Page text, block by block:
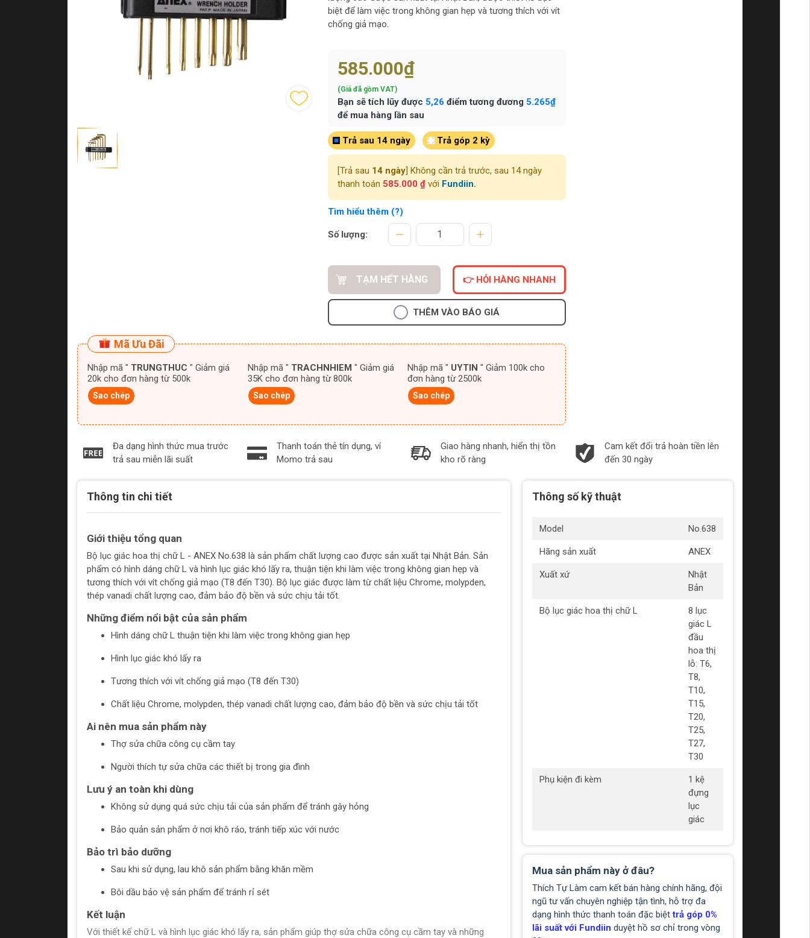
biệt để làm việc trong không gian hẹp và tương thích với vít
chống giả mạo.
585.000₫
(Giá đã gồm VAT)
Bạn sẽ tích lũy được 5,26 điểm tương đương 5.265₫
để mua hàng lần sau
Trả sau 14 ngày Trả góp 2 kỳ
[Trả sau 14 ngày] Không cần trả trước, sau 14 ngày
thanh toán 585.000 ₫với Fundiin.
Tìm hiểu thêm (?)
Số lượng:
TẠM HẾT HÀNG 👉 HỎI HÀNG NHANH
THÊM VÀO BÁO GIÁ
Mã Ưu Đãi
Nhập mã " TRUNGTHUC " Giảm giá
20k cho đơn hàng từ 500k
Sao chép
Nhập mã " TRACHNHIEM " Giảm giá
35K cho đơn hàng từ 800k
Sao chép
Nhập mã " UYTIN " Giảm 100k cho
đơn hàng từ 2500k
Sao chép
Đa dạng hình thức mua trước
trả sau miễn lãi suất
Thanh toán thẻ tín dụng, ví
Momo trả sau
Giao hàng nhanh, hiển thị tồn
kho rõ ràng
Cam kết đổi trả hoàn tiền lên
đến 30 ngày
Thông tin chi tiết
Giới thiệu tổng quan
Bộ lục giác hoa thị chữ L - ANEX No.638 là sản phẩm chất lượng cao được sản xuất tại Nhật Bản. Sản
phẩm có hình dáng chữ L và hình lục giác khó lấy ra, thuận tiện khi làm việc trong không gian hẹp và
tương thích với vít chống giả mạo (T8 đến T30). Bộ lục giác được làm từ chất liệu Chrome, molypden,
thép vanadi chất lượng cao, đảm bảo độ bền và sức chịu tải tốt.
Những điểm nổi bật của sản phẩm
Hình dáng chữ L thuận tiện khi làm việc trong không gian hẹp
Hình lục giác khó lấy ra
Tương thích với vít chống giả mạo (T8 đến T30)
Chất liệu Chrome, molypden, thép vanadi chất lượng cao, đảm bảo độ bền và sức chịu tải tốt
Ai nên mua sản phẩm này
Thợ sửa chữa công cụ cầm tay
Người thích tự sửa chữa các thiết bị trong gia đình
Lưu ý an toàn khi dùng
Không sử dụng quá sức chịu tải của sản phẩm để tránh gây hỏng
Bảo quản sản phẩm ở nơi khô ráo, tránh tiếp xúc với nước
Bảo trì bảo dưỡng
Sau khi sử dụng, lau khô sản phẩm bằng khăn mềm
Bôi dầu bảo vệ sản phẩm để tránh rỉ sét
Kết luận
Với thiết kế chữ L và hình lục giác khó lấy ra, sản phẩm giúp thợ sửa chữa công cụ cầm tay và những
Thông số kỹ thuật
Model No.638
Hãng sản xuất ANEX
Xuất xứ
Nhật
Bản
Bộ lục giác hoa thị chữ L
8 lục
giác L
đầu
hoa thị
lỗ: T6,
T8,
T10,
T15,
T20,
T25,
T27,
T30
Phụ kiện đi kèm
1 kệ
đựng
lục
giác
Mua sản phẩm này ở đâu?
Thích Tự Làm cam kết bán hàng chính hãng, đội
ngũ tư vấn chuyên nghiệp tận tình, hỗ trợ đa
dạng hình thức thanh toán đặc biệttrả góp 0%
lãi suất với Fundiin duyệt hồ sơ chỉ trong vòng